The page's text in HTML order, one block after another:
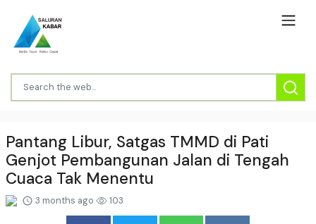
Pantang Libur, Satgas TMMD di Pati
Genjot Pembangunan Jalan di Tengah
Cuaca Tak Menentu
3 months ago 103